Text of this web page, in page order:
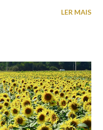
que homenageiam a
LER MAIS